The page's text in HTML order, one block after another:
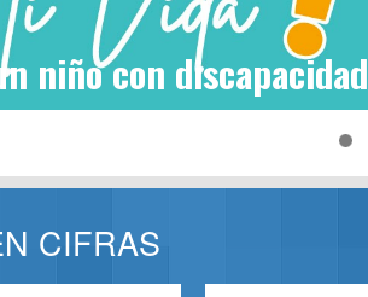
niño con discapacidad
CIFRAS